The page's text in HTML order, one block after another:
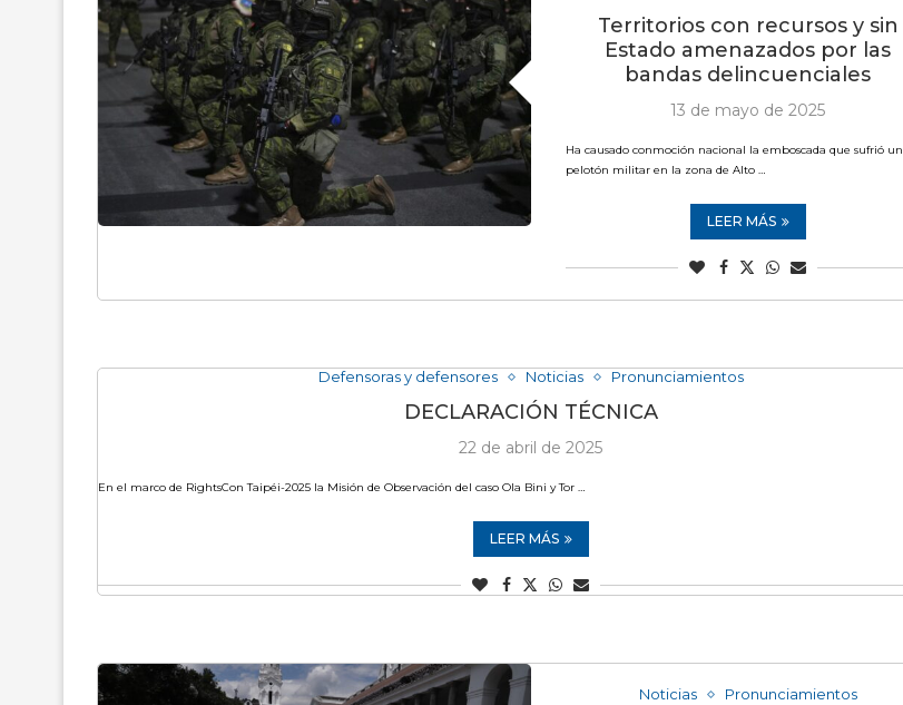
Territorios con recursos y sin
Estado amenazados por las
bandas delincuenciales
13 de mayo de 2025
Ha causado conmoción nacional la emboscada que sufrió un
pelotón militar en la zona de Alto …
LEER MÁS
Defensoras y defensores Noticias Pronunciamientos
DECLARACIÓN TÉCNICA
22 de abril de 2025
En el marco de RightsCon Taipéi-2025 la Misión de Observación del caso Ola Bini y Tor …
LEER MÁS
Noticias Pronunciamientos